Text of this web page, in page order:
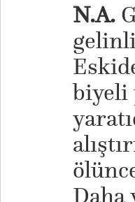
N.A.
biyeli
Daha